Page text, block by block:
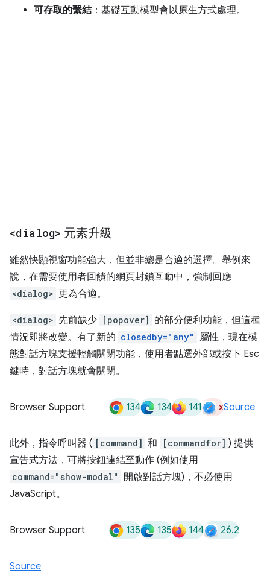
可存取的繫結 ：基礎互動模型會以原生方式處理。
<dialog> 元素升級
雖然快顯視窗功能強大，但並非總是合適的選擇。舉例來
說，在需要使用者回饋的網頁封鎖互動中，強制回應
<dialog> 更為合適。
<dialog> 先前缺少 [popover] 的部分便利功能，但這種
情況即將改變。有了新的 closedby="any" 屬性，現在模
態對話方塊支援輕觸關閉功能，使用者點選外部或按下 Esc
鍵時，對話方塊就會關閉。
Browser Support 134 134 141 xSource
此外，指令呼叫器 ( [command] 和 [commandfor] ) 提供
宣告式方法，可將按鈕連結至動作 (例如使用
command="show-modal"
開啟對話方塊)，不必使用
JavaScript。
Browser Support 135 135 144 26.2
Source